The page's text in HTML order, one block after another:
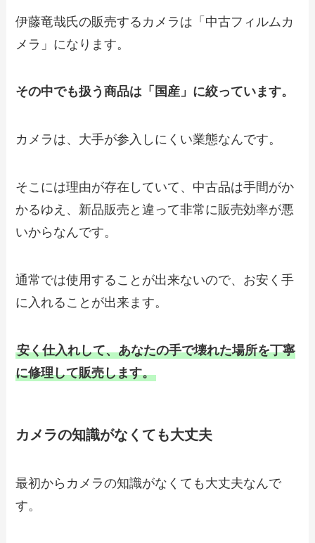
伊藤竜哉氏の販売するカメラは「中古フィルムカ
メラ」になります。
その中でも扱う商品は「国産」に絞っています。
カメラは、大手が参入しにくい業態なんです。
そこには理由が存在していて、中古品は手間がか
かるゆえ、新品販売と違って非常に販売効率が悪
いからなんです。
通常では使用することが出来ないので、お安く手
に入れることが出来ます。
安く仕入れして、あなたの手で壊れた場所を丁寧
に修理して販売します。
カメラの知識がなくても大丈夫
最初からカメラの知識がなくても大丈夫なんで
す。